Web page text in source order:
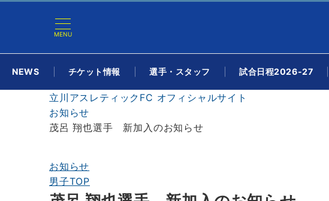
MENU
NEWS チケット情報 選手・スタッフ 試合日程2026-27
立川アスレティックFC オフィシャルサイト
お知らせ
茂呂 翔也選手 新加入のお知らせ
お知らせ
男子TOP